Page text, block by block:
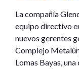
La compañía
equipo directivo
nuevos gerentes
Complejo
Lomas Bayas,